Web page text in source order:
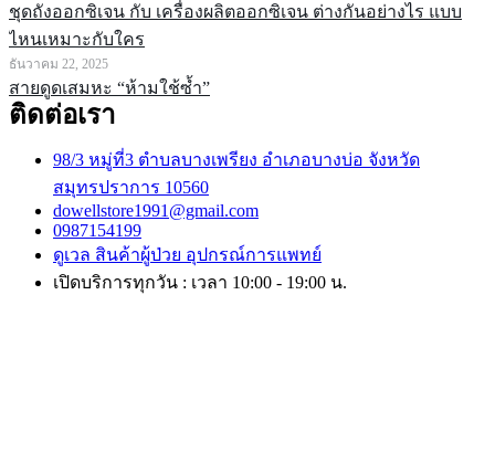
ชุดถังออกซิเจน กับ เครื่องผลิตออกซิเจน ต่างกันอย่างไร แบบ
ไหนเหมาะกับใคร
ธันวาคม 22, 2025
สายดูดเสมหะ “ห้ามใช้ซ้ำ”
ติดต่อเรา
98/3 หมู่ที่3 ตำบลบางเพรียง อำเภอบางบ่อ จังหวัด
สมุทรปราการ 10560
dowellstore1991@gmail.com
0987154199
ดูเวล สินค้าผู้ป่วย อุปกรณ์การแพทย์
เปิดบริการทุกวัน : เวลา 10:00 - 19:00 น.